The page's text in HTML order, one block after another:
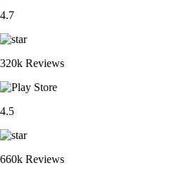
4.7
320k Reviews
4.5
660k Reviews